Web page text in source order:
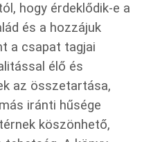
hogy érdeklődik-e a
és a hozzájuk
a csapat tagjai
élő és
az összetartása,
iránti hűsége
köszönhető,